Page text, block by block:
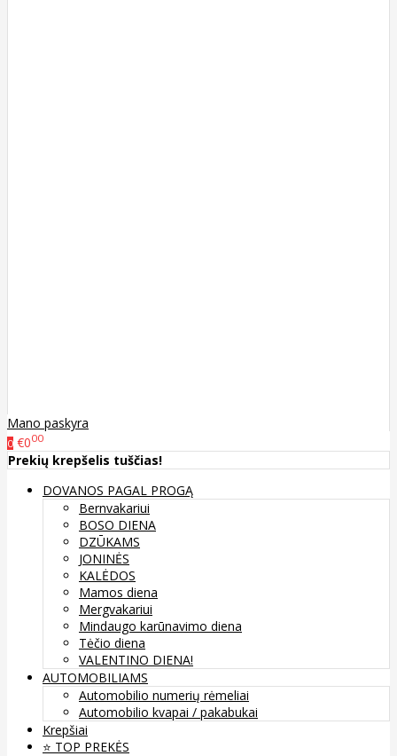
Mano paskyra
0 €000
Prekių krepšelis tuščias!
DOVANOS PAGAL PROGĄ
Bernvakariui
BOSO DIENA
DZŪKAMS
JONINĖS
KALĖDOS
Mamos diena
Mergvakariui
Mindaugo karūnavimo diena
Tėčio diena
VALENTINO DIENA!
AUTOMOBILIAMS
Automobilio numerių rėmeliai
Automobilio kvapai / pakabukai
Krepšiai
⭐️ TOP PREKĖS